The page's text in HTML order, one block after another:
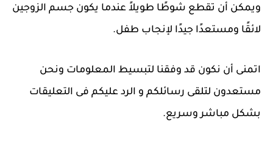
ويمكن أن تقطع شوطًا طويلاً عندما يكون جسم الزوجين
لائقًا ومستعدًا جيدًا لإنجاب طفل.
اتمنى أن نكون قد وفقنا لتبسيط المعلومات ونحن
مستعدون لتلقى رسائلكم و الرد عليكم فى التعليقات
بشكل مباشر وسريع.